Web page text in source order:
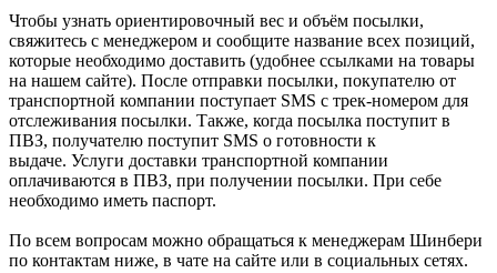
Чтобы узнать ориентировочный вес и объём посылки,
свяжитесь с менеджером и сообщите название всех позиций,
которые необходимо доставить (удобнее ссылками на товары
на нашем сайте). После отправки посылки, покупателю от
транспортной компании поступает SMS с трек-номером для
отслеживания посылки. Также, когда посылка поступит в
ПВЗ, получателю поступит SMS о готовности к
выдаче. Услуги доставки транспортной компании
оплачиваются в ПВЗ, при получении посылки. При себе
необходимо иметь паспорт.
По всем вопросам можно обращаться к менеджерам Шинбери
по контактам ниже, в чате на сайте или в социальных сетях.